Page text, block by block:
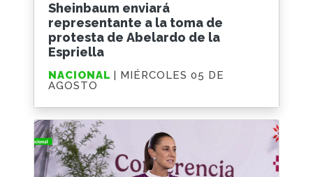
Sheinbaum enviará
representante a la toma de
protesta de Abelardo de la
Espriella
NACIONAL | MIÉRCOLES 05 DE
AGOSTO